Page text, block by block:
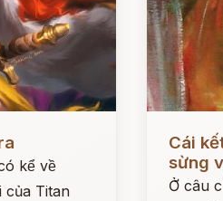
kể về
của Titan
Cái
sừng
Ở câu